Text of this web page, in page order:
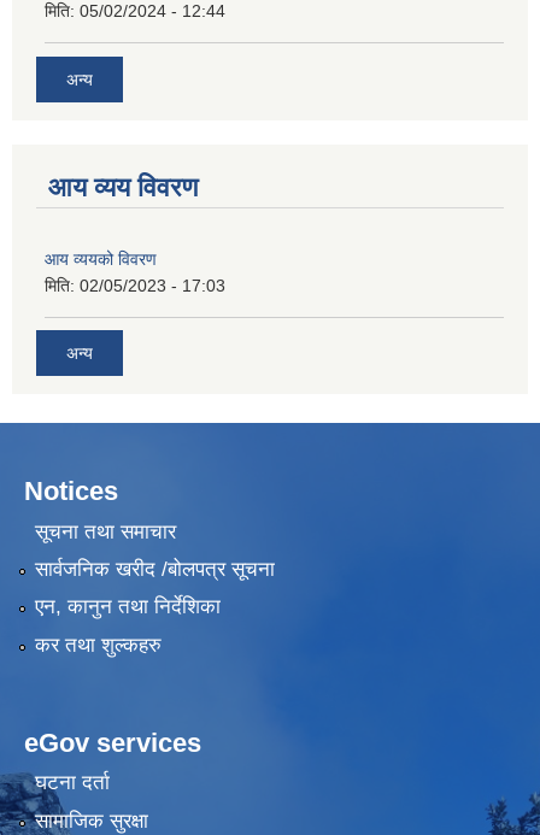
मिति: 05/02/2024 - 12:44
अन्य
आय व्यय विवरण
आय व्ययको विवरण
मिति: 02/05/2023 - 17:03
अन्य
Notices
सूचना तथा समाचार
सार्वजनिक खरीद /बोलपत्र सूचना
एन, कानुन तथा निर्देशिका
कर तथा शुल्कहरु
eGov services
घटना दर्ता
सामाजिक सुरक्षा